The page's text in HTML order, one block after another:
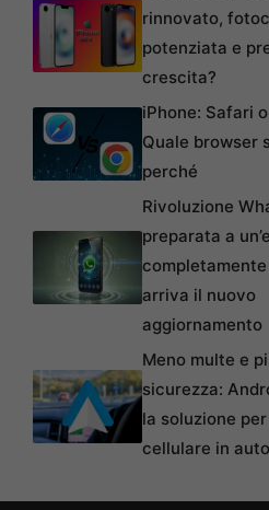
rinnovato,
potenziata e
crescita?
iPhone: Safari
Quale browser
perché
Rivoluzione
preparata a
arriva il nuovo
aggiornamento
Meno multe e
sicurezza:
la soluzione
cellulare in auto